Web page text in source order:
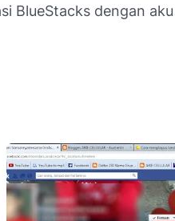
BlueStacks dengan